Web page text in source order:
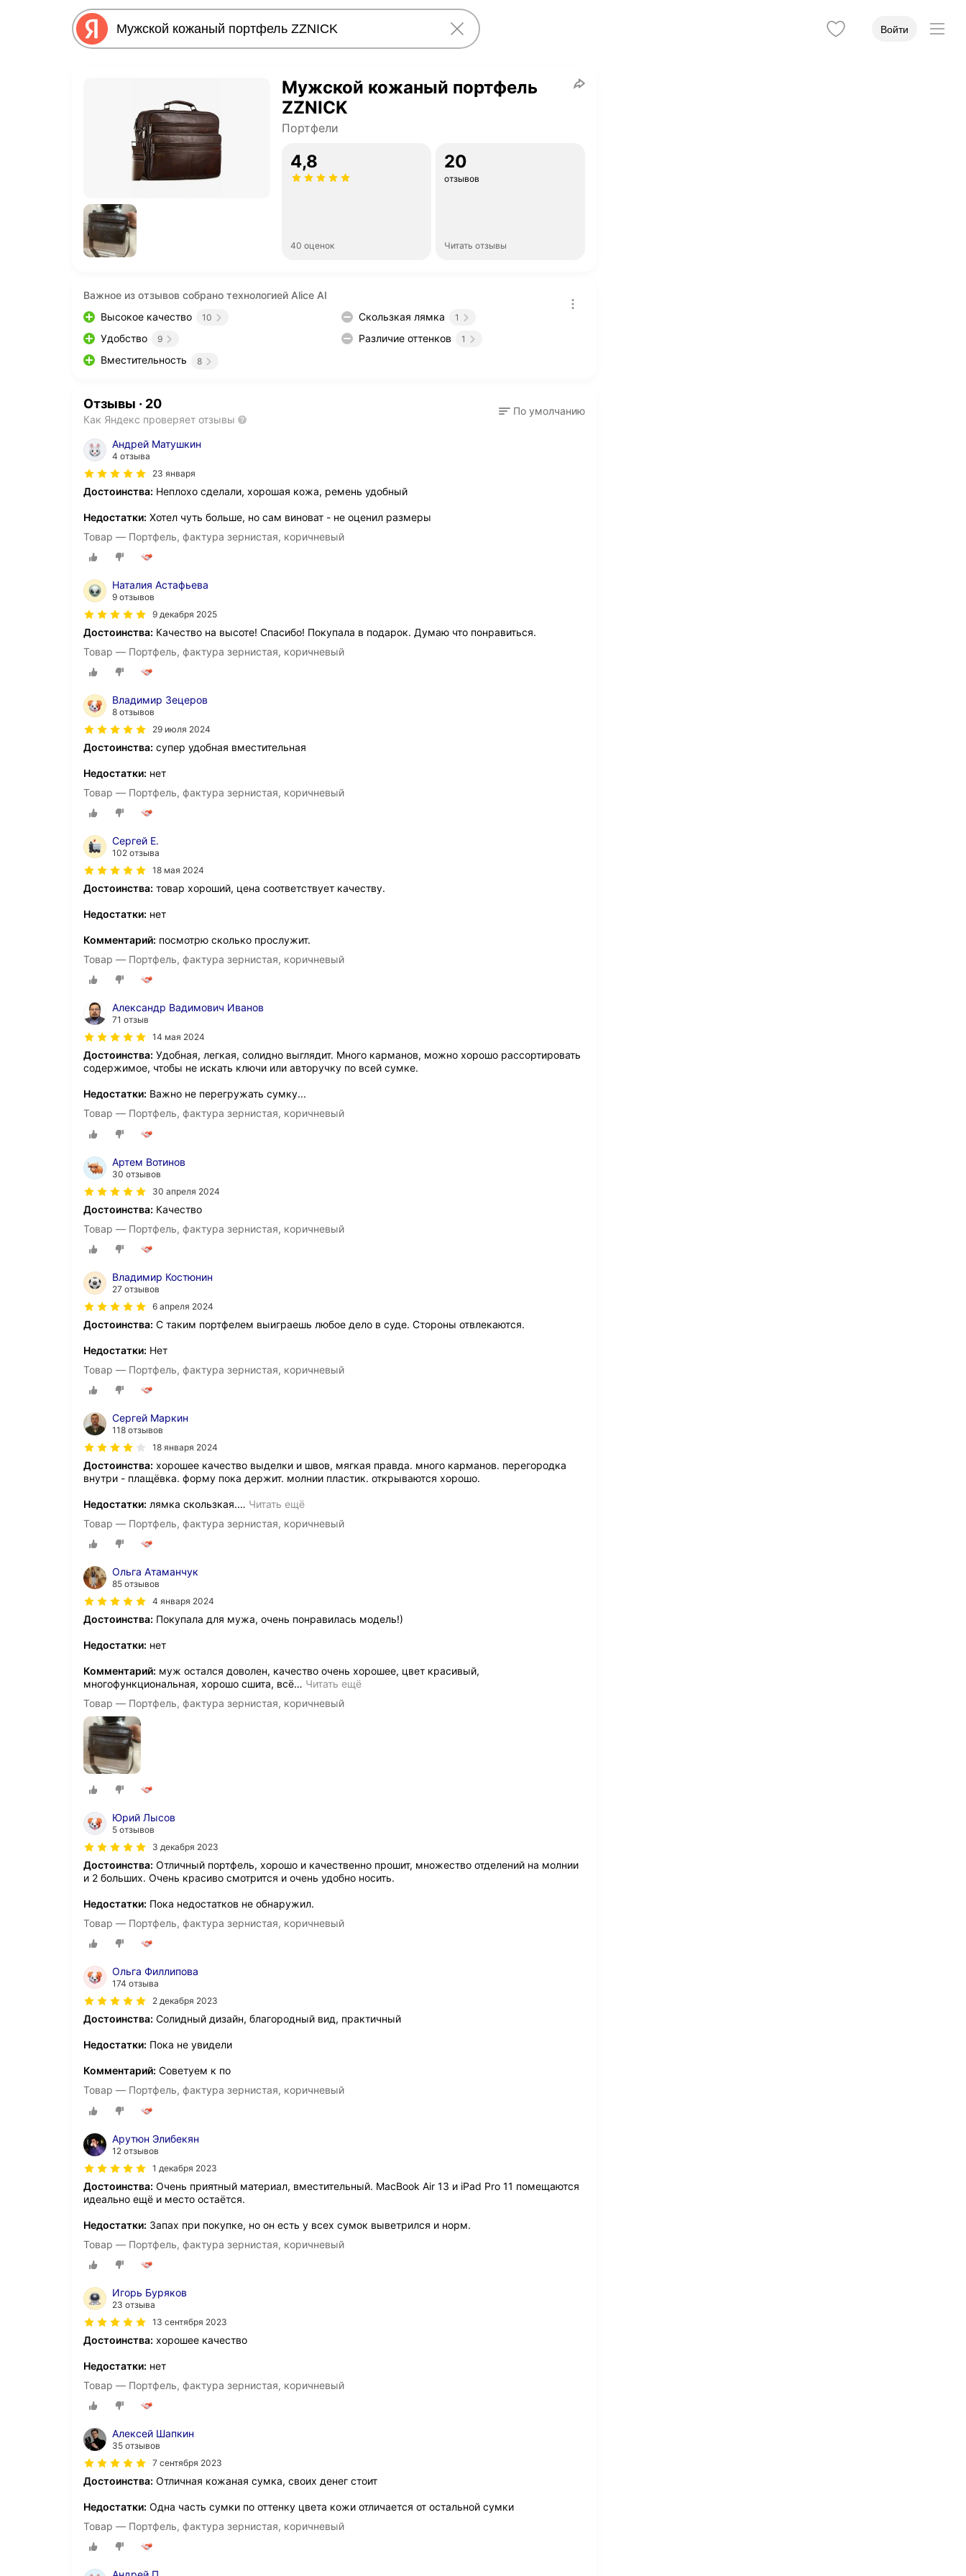
Войти
Мужской кожаный портфель
ZZNICK
Портфели
4,8
40 оценок
20
отзывов
Читать отзывы
Важное из отзывов собрано технологией Alice AI
Высокое качество
10
Удобство 9
Вместительность 8
Скользкая лямка 1
Различие оттенков 1
Отзывы · 20
Как Яндекс проверяет отзывы
По умолчанию
Андрей Матушкин
4 отзыва
23 января
Достоинства: Неплохо сделали, хорошая кожа, ремень удобный
Недостатки: Хотел чуть больше, но сам виноват - не оценил размеры
Товар — Портфель, фактура зернистая, коричневый
Наталия Астафьева
9 отзывов
9 декабря 2025
Достоинства: Качество на высоте! Спасибо! Покупала в подарок. Думаю что понравиться.
Товар — Портфель, фактура зернистая, коричневый
Владимир Зецеров
8 отзывов
29 июля 2024
Достоинства: супер удобная вместительная
Недостатки: нет
Товар — Портфель, фактура зернистая, коричневый
Сергей Е.
102 отзыва
18 мая 2024
Достоинства: товар хороший, цена соответствует качеству.
Недостатки: нет
Комментарий: посмотрю сколько прослужит.
Товар — Портфель, фактура зернистая, коричневый
Александр Вадимович Иванов
71 отзыв
14 мая 2024
Достоинства: Удобная, легкая, солидно выглядит. Много карманов, можно хорошо рассортировать
содержимое, чтобы не искать ключи или авторучку по всей сумке.
Недостатки: Важно не перегружать сумку...
Товар — Портфель, фактура зернистая, коричневый
Артем Вотинов
30 отзывов
30 апреля 2024
Достоинства: Качество
Товар — Портфель, фактура зернистая, коричневый
Владимир Костюнин
27 отзывов
6 апреля 2024
Достоинства: С таким портфелем выиграешь любое дело в суде. Стороны отвлекаются.
Недостатки: Нет
Товар — Портфель, фактура зернистая, коричневый
Сергей Маркин
118 отзывов
18 января 2024
Достоинства: хорошее качество выделки и швов, мягкая правда. много карманов. перегородка
внутри - плащёвка. форму пока держит. молнии пластик. открываются хорошо.
Недостатки: лямка скользкая.… Читать ещё
Товар — Портфель, фактура зернистая, коричневый
Ольга Атаманчук
85 отзывов
4 января 2024
Достоинства: Покупала для мужа, очень понравилась модель!)
Недостатки: нет
Комментарий: муж остался доволен, качество очень хорошее, цвет красивый,
многофункциональная, хорошо сшита, всё… Читать ещё
Товар — Портфель, фактура зернистая, коричневый
Юрий Лысов
5 отзывов
3 декабря 2023
Достоинства: Отличный портфель, хорошо и качественно прошит, множество отделений на молнии
и 2 больших. Очень красиво смотрится и очень удобно носить.
Недостатки: Пока недостатков не обнаружил.
Товар — Портфель, фактура зернистая, коричневый
Ольга Филлипова
174 отзыва
2 декабря 2023
Достоинства: Солидный дизайн, благородный вид, практичный
Недостатки: Пока не увидели
Комментарий: Советуем к по
Товар — Портфель, фактура зернистая, коричневый
Арутюн Элибекян
12 отзывов
1 декабря 2023
Достоинства: Очень приятный материал, вместительный. MacBook Air 13 и iPad Pro 11 помещаются
идеально ещё и место остаётся.
Недостатки: Запах при покупке, но он есть у всех сумок выветрился и норм.
Товар — Портфель, фактура зернистая, коричневый
Игорь Буряков
23 отзыва
13 сентября 2023
Достоинства: хорошее качество
Недостатки: нет
Товар — Портфель, фактура зернистая, коричневый
Алексей Шапкин
35 отзывов
7 сентября 2023
Достоинства: Отличная кожаная сумка, своих денег стоит
Недостатки: Одна часть сумки по оттенку цвета кожи отличается от остальной сумки
Товар — Портфель, фактура зернистая, коричневый